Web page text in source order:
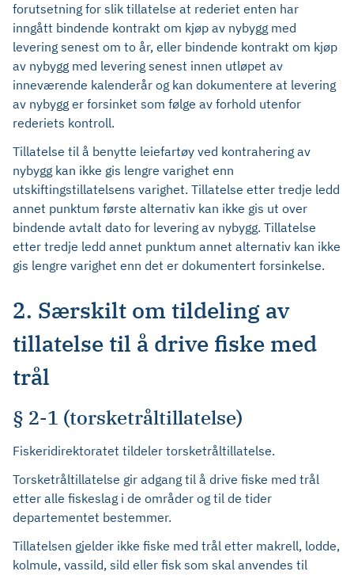
forutsetning for slik tillatelse at rederiet enten har
inngått bindende kontrakt om kjøp av nybygg med
levering senest om to år, eller bindende kontrakt om kjøp
av nybygg med levering senest innen utløpet av
inneværende kalenderår og kan dokumentere at levering
av nybygg er forsinket som følge av forhold utenfor
rederiets kontroll.
Tillatelse til å benytte leiefartøy ved kontrahering av
nybygg kan ikke gis lengre varighet enn
utskiftingstillatelsens varighet. Tillatelse etter tredje ledd
annet punktum første alternativ kan ikke gis ut over
bindende avtalt dato for levering av nybygg. Tillatelse
etter tredje ledd annet punktum annet alternativ kan ikke
gis lengre varighet enn det er dokumentert forsinkelse.
2. Særskilt om tildeling av
tillatelse til å drive fiske med
trål
§ 2-1 (torsketråltillatelse)
Fiskeridirektoratet tildeler torsketråltillatelse.
Torsketråltillatelse gir adgang til å drive fiske med trål
etter alle fiskeslag i de områder og til de tider
departementet bestemmer.
Tillatelsen gjelder ikke fiske med trål etter makrell, lodde,
kolmule, vassild, sild eller fisk som skal anvendes til